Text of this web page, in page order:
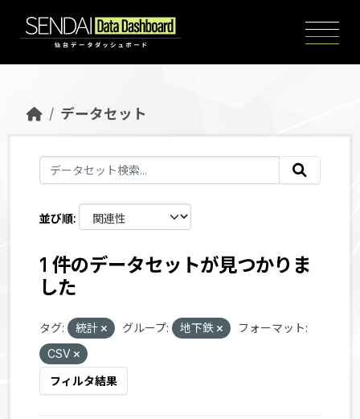
データセット
並び順
1 件のデータセットが見つかりま
した
タグ: 統計 グループ: 地下鉄
フォーマット:
CSV
フィルタ結果